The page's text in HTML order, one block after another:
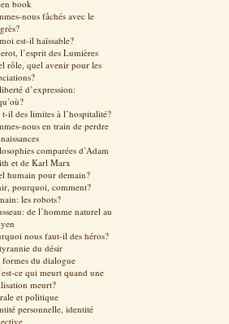
book
nous fâchés avec le
est-il haïssable?
l’esprit des Lumières
rôle, quel avenir pour les
d’expression:
il des limites à l’hospitalité?
nous en train de perdre
comparées d’Adam
et de Karl Marx
humain pour demain?
pourquoi, comment?
les robots?
de l’homme naturel au
nous faut-il des héros?
du désir
formes du dialogue
ce qui meurt quand une
meurt?
et politique
personnelle, identité